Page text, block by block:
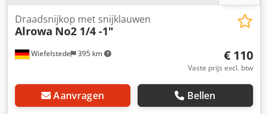
Wiefelstede 395 km
Draadsnijkop met snijklauwen
Alrowa No2 1/4 -1"
€ 110
Vaste prijs excl. btw
Aanvragen Bellen